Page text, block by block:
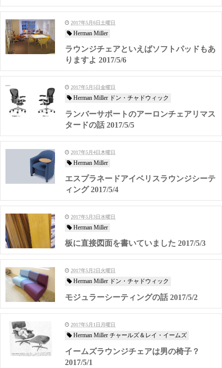
2017年5月6日土曜日
Herman Miller
ラウンジチェアといえばソフトパッドもあ
りますよ 2017/5/6
2017年5月5日金曜日
Herman Miller ドン・チャドウィック
ランバーサポートのアーロンチェアリマス
タードの話 2017/5/5
2017年5月4日木曜日
Herman Miller
エスプラネードアイベリスラウンジシーテ
ィング 2017/5/4
2017年5月3日水曜日
Herman Miller
板に直接図面を書いていました 2017/5/3
2017年5月2日火曜日
Herman Miller ドン・チャドウィック
モジュラーシーティングの話 2017/5/2
2017年5月1日月曜日
Herman Miller チャールズ＆レイ・イームズ
イームズラウンジチェアは男の椅子？
2017/5/1